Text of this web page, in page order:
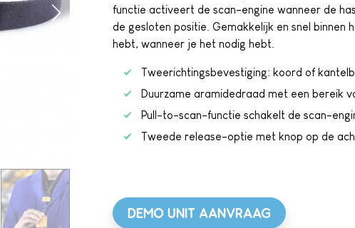
functie activeert de scan-engine wanneer de
de gesloten positie. Gemakkelijk en snel binnen
hebt, wanneer je het nodig hebt.
Tweerichtingsbevestiging: koord of
Duurzame aramidedraad met een bereik
Pull-to-scan-functie schakelt de scan-
Tweede release-optie met knop op de
DEMO UNIT AANVRAAG